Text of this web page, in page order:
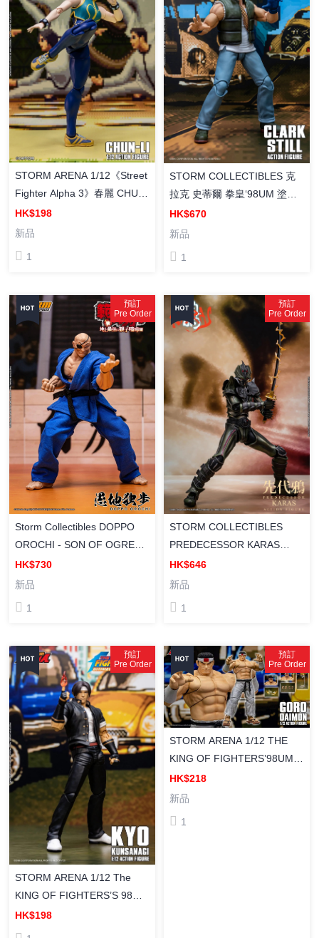
STORM ARENA 1/12《Street
Fighter Alpha 3》春麗 CHUN-
LI 塗裝成品
HK$198
新品
1
STORM COLLECTIBLES 克
拉克 史蒂爾 拳皇‘98UM 塗裝
成品 可動人偶
HK$670
新品
1
預訂
Pre Order
Storm Collectibles DOPPO
OROCHI - SON OF OGRE
BAKI HANMA 範馬刃牙 1/12
愚地獨步（藍衣） DOPPO
HK$730
新品
1
預訂
Pre Order
STORM COLLECTIBLES
PREDECESSOR KARAS
Action Figure KARAS 鴉 先代
鴉 塗裝成品
HK$646
新品
1
預訂
Pre Order
STORM ARENA 1/12 The
KING OF FIGHTERS’S 98UM
草薙京 拳皇98 塗裝成品
HK$198
預訂
Pre Order
STORM ARENA 1/12 THE
KING OF FIGHTERS’98UM
《KOF 拳皇98：终极对决》
GORO DAIMON 大門五郎 塗
HK$218
新品
1